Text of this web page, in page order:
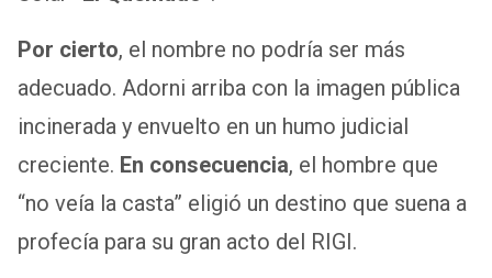
Por cierto, el nombre no podría ser más
adecuado. Adorni arriba con la imagen pública
incinerada y envuelto en un humo judicial
creciente. En consecuencia, el hombre que
“no veía la casta” eligió un destino que suena a
profecía para su gran acto del RIGI.